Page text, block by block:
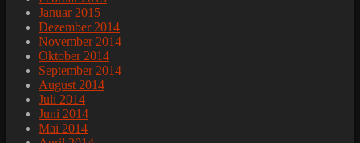
Januar 2015
Dezember 2014
November 2014
Oktober 2014
September 2014
August 2014
Juli 2014
Juni 2014
Mai 2014